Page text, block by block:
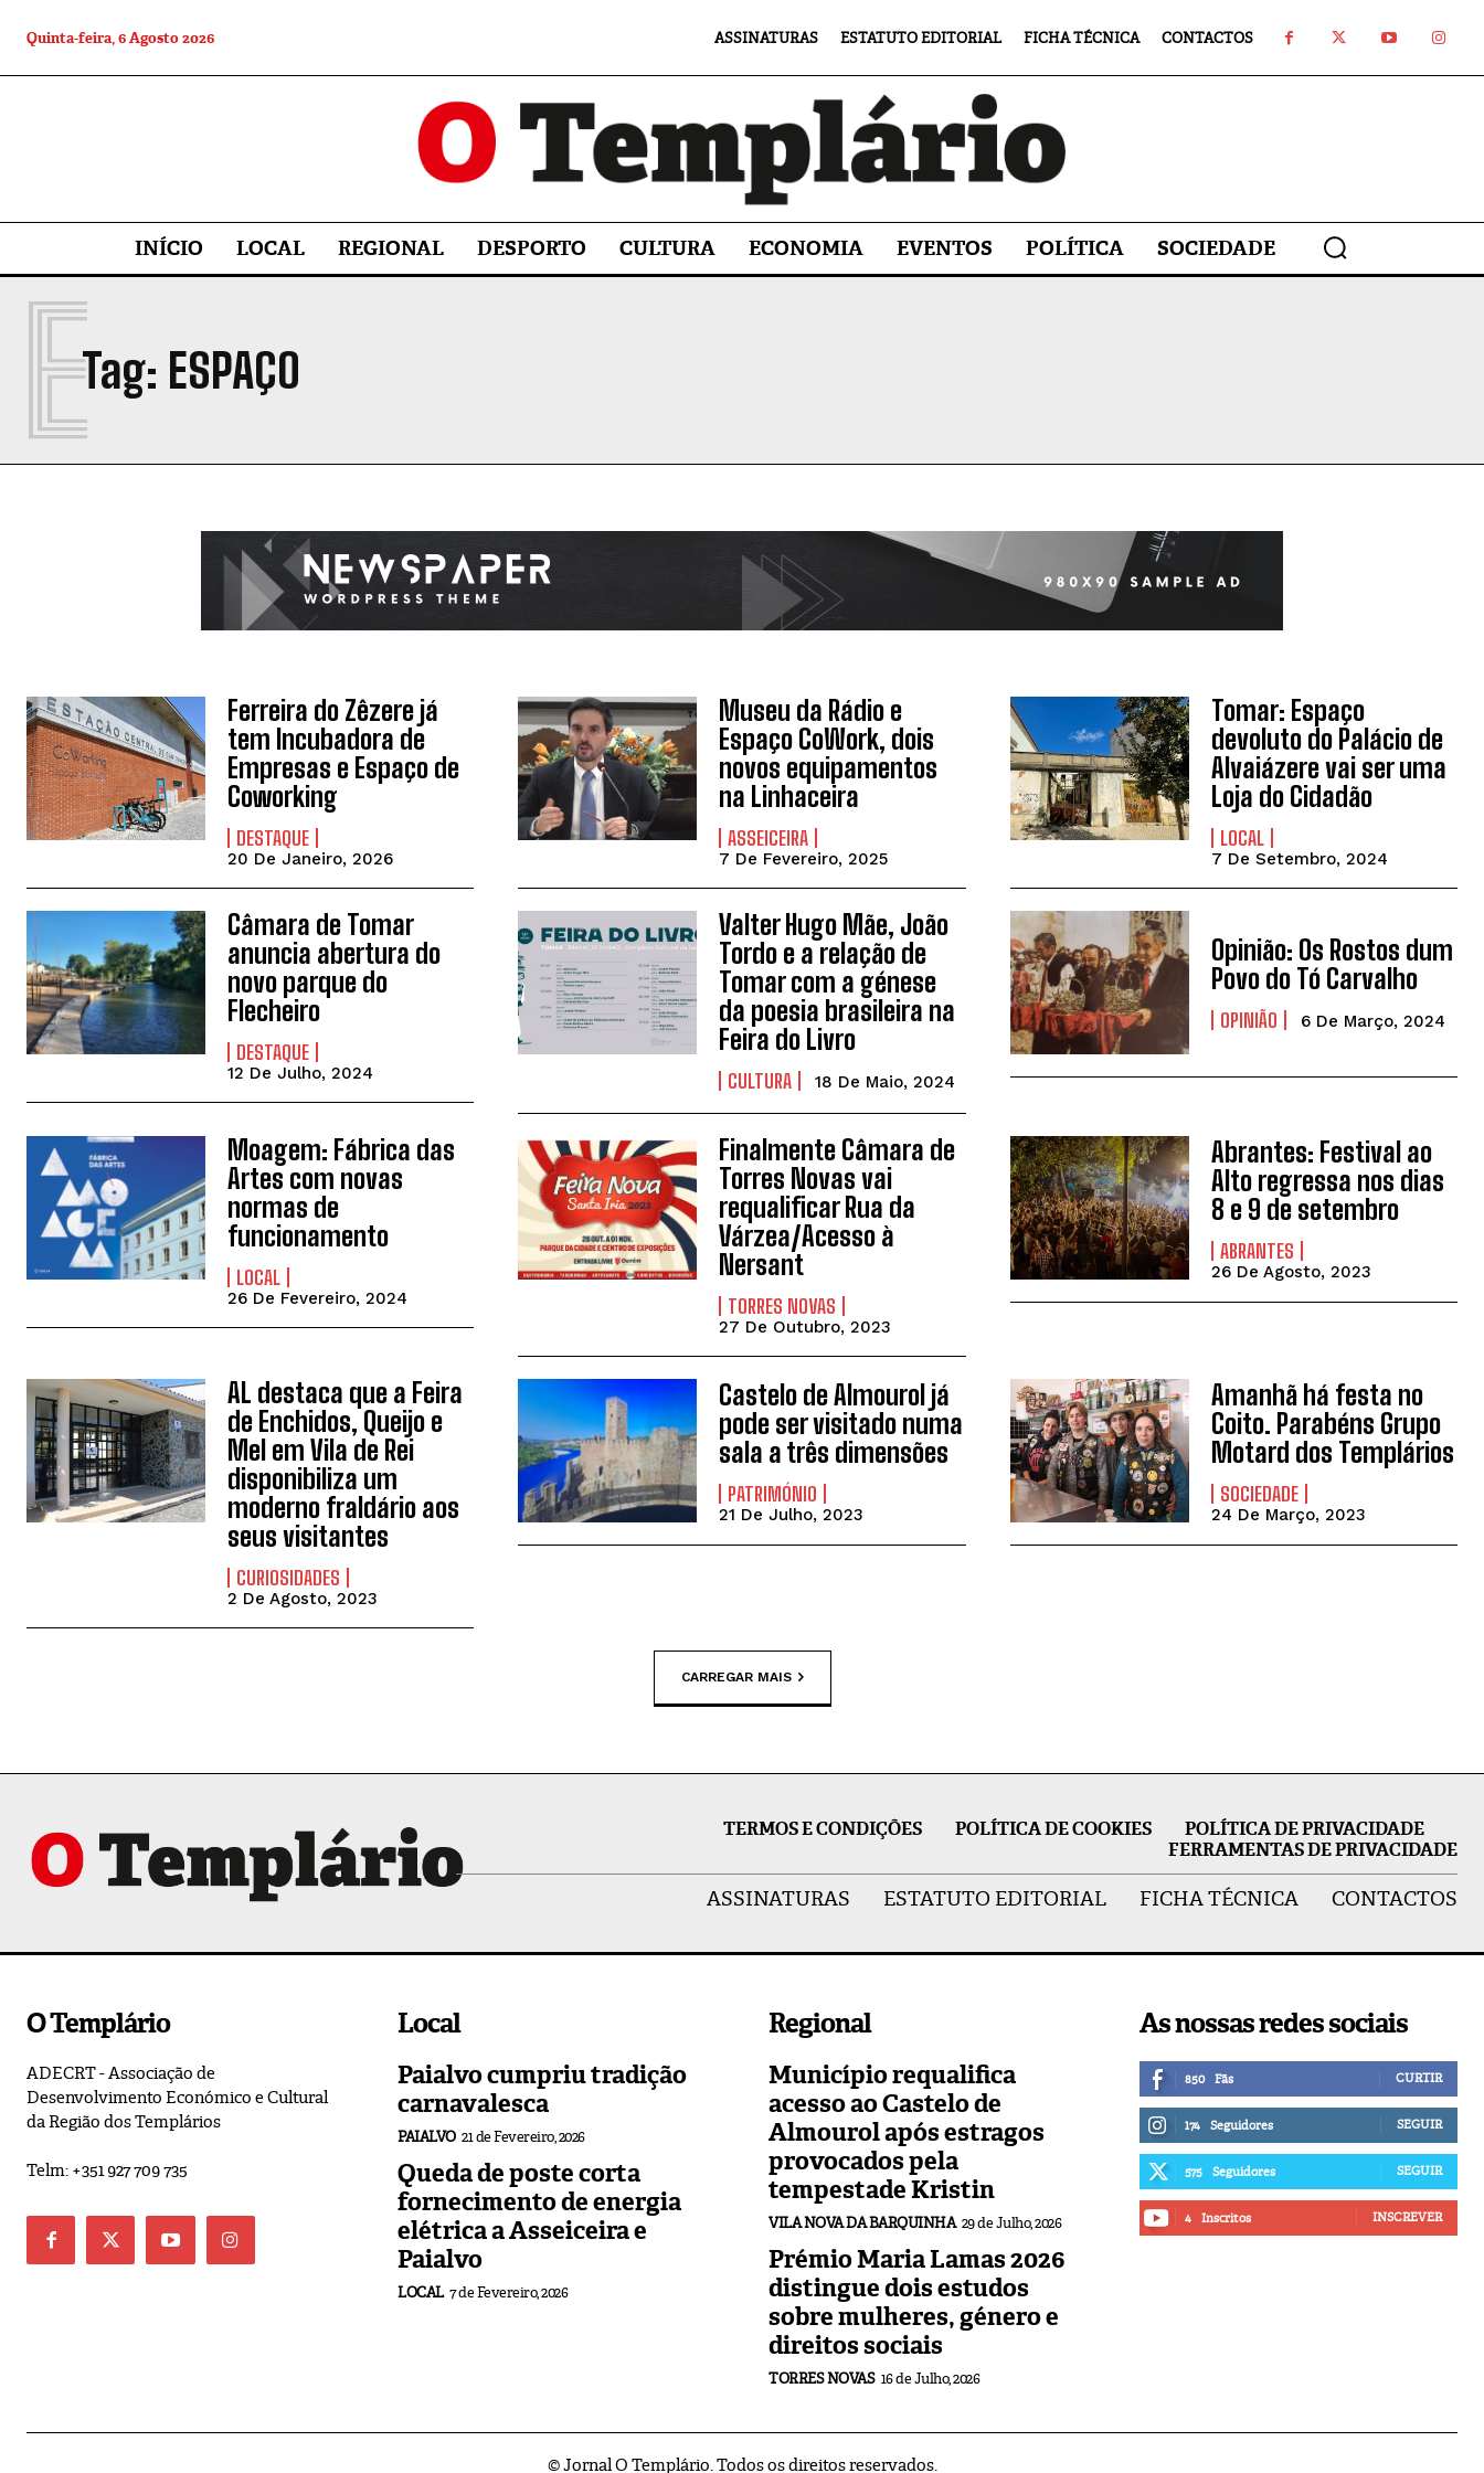
Quinta-feira, 6 Agosto 2026 ASSINATURAS ESTATUTO EDITORIAL FICHA TÉCNICA CONTACTOS
INÍCIO LOCAL REGIONAL DESPORTO CULTURA ECONOMIA EVENTOS POLÍTICA SOCIEDADE
Tag: ESPAÇO
E
Ferreira do Zêzere já
tem Incubadora de
Empresas e Espaço de
Coworking
DESTAQUE
20 De Janeiro, 2026
Museu da Rádio e
Espaço CoWork, dois
novos equipamentos
na Linhaceira
ASSEICEIRA
7 De Fevereiro, 2025
Tomar: Espaço
devoluto do Palácio de
Alvaiázere vai ser uma
Loja do Cidadão
LOCAL
7 De Setembro, 2024
Câmara de Tomar
anuncia abertura do
novo parque do
Flecheiro
DESTAQUE
12 De Julho, 2024
Valter Hugo Mãe, João
Tordo e a relação de
Tomar com a génese
da poesia brasileira na
Feira do Livro
CULTURA 18 De Maio, 2024
Opinião: Os Rostos dum
Povo do Tó Carvalho
OPINIÃO 6 De Março, 2024
Moagem: Fábrica das
Artes com novas
normas de
funcionamento
LOCAL
26 De Fevereiro, 2024
Finalmente Câmara de
Torres Novas vai
requalificar Rua da
Várzea/Acesso à
Nersant
TORRES NOVAS
27 De Outubro, 2023
Abrantes: Festival ao
Alto regressa nos dias
8 e 9 de setembro
ABRANTES
26 De Agosto, 2023
AL destaca que a Feira
de Enchidos, Queijo e
Mel em Vila de Rei
disponibiliza um
moderno fraldário aos
seus visitantes
CURIOSIDADES
2 De Agosto, 2023
Castelo de Almourol já
pode ser visitado numa
sala a três dimensões
PATRIMÓNIO
21 De Julho, 2023
Amanhã há festa no
Coito. Parabéns Grupo
Motard dos Templários
SOCIEDADE
24 De Março, 2023
CARREGAR MAIS
TERMOS E CONDIÇÕES POLÍTICA DE COOKIES
POLÍTICA DE PRIVACIDADE
FERRAMENTAS DE PRIVACIDADE
ASSINATURAS ESTATUTO EDITORIAL FICHA TÉCNICA CONTACTOS
O Templário
ADECRT - Associação de
Desenvolvimento Económico e Cultural
da Região dos Templários
Telm: +351 927 709 735
Local
Paialvo cumpriu tradição
carnavalesca
PAIALVO 21 de Fevereiro, 2026
Queda de poste corta
fornecimento de energia
elétrica a Asseiceira e
Paialvo
LOCAL 7 de Fevereiro, 2026
Regional
Município requalifica
acesso ao Castelo de
Almourol após estragos
provocados pela
tempestade Kristin
VILA NOVA DA BARQUINHA 29 de Julho, 2026
Prémio Maria Lamas 2026
distingue dois estudos
sobre mulheres, género e
direitos sociais
TORRES NOVAS 16 de Julho, 2026
As nossas redes sociais
850 Fãs CURTIR
174 Seguidores SEGUIR
575 Seguidores SEGUIR
4 Inscritos INSCREVER
© Jornal O Templário. Todos os direitos reservados.